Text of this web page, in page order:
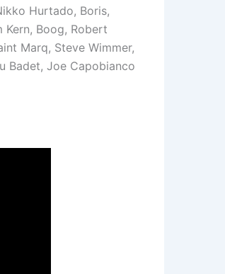
Hurtado, Boris,
Kern, Boog, Robert
Marq, Steve Wimmer,
Badet, Joe Capobianco